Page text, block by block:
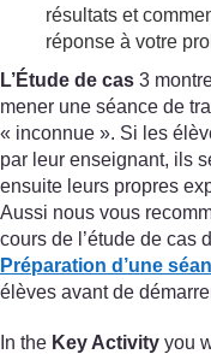
résultats et
réponse à votre
L’Étude de cas 3
mener une séance de
« inconnue ». Si les
par leur enseignant, ils
ensuite leurs propres
Aussi nous vous
cours de l’étude de cas
Préparation d’une
élèves avant de
In the Key Activity you